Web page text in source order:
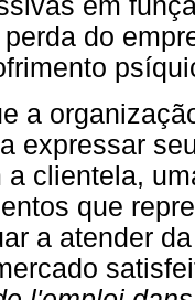
em
do
a
expressar
a clientela,
que
a atender